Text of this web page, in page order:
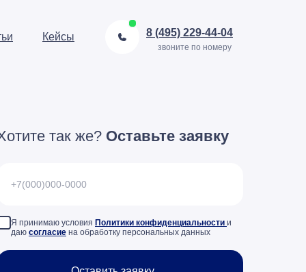
Кейсы 8 (495) 229-44-04
звоните по номеру
Я принимаю условия Политики конфиденциальности и
даю согласие на обработку персональных данных
так же? Оставьте заявку